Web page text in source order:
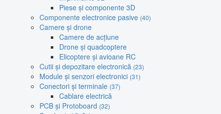
Piese și componente 3D
Componente electronice pasive (40)
Camere și drone
Camere de acțiune
Drone și quadcoptere
Elicoptere și avioane RC
Cutii și depozitare electronică (23)
Module și senzori electronici (31)
Conectori și terminale (37)
Cablare electrică
PCB și Protoboard (32)